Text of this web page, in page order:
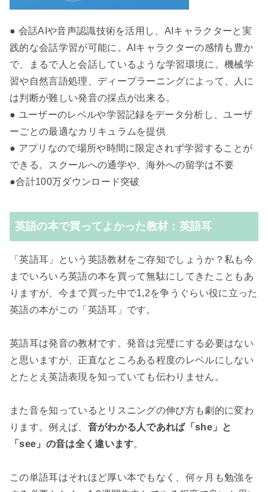
● 会話AIや音声認識技術を活用し、AIキャラクターと実
践的な会話学習が可能に。AIキャラクターの感情も豊か
で、まるで人と会話しているような学習環境に。機械学
習や自然言語処理、ディープラーニングによって、人に
は判断が難しい発音の採点が出来る。
● ユーザーのレベルや学習記録をデータ分析し、ユーザ
ーごとの最適なカリキュラムを提供
● アプリなので場所や時間に限定されず学習することが
できる。スクールへの通学や、海外への留学は不要
●合計100万ダウンロード突破
英語の本で買ってよかった教材：英語耳
「英語耳」という英語教材をご存知でしょうか？私も今
までいろいろ英語の本を買って無駄にしてきたこともあ
りますが、今まで買った中で1,2を争うぐらい役に立った
英語の本がこの「英語耳」です。
英語耳は発音の教材です。発音は完璧にする必要はない
と思いますが、正直なところある程度のレベルにしない
とたとえ英語表現を知っていても伝わりません。
また音を知っているとリスニングの伸び方も劇的に変わ
ります。例えば、 音がわかる人であれば「she」と
「see」の音は全く違います。
この単語耳はそれほど厚い本でもなく、何ヶ月も勉強を